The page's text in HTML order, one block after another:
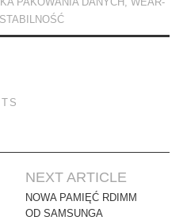
PAKOWANIA DANYCH ,WEAR-
NEXT ARTICLE
NOWA PAMIĘĆ RDIMM
OD SAMSUNGA